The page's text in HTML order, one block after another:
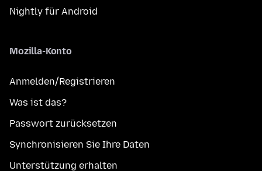
Nightly für Android
Mozilla-Konto
Anmelden/Registrieren
Was ist das?
Passwort zurücksetzen
Synchronisieren Sie Ihre Daten
Unterstützung erhalten